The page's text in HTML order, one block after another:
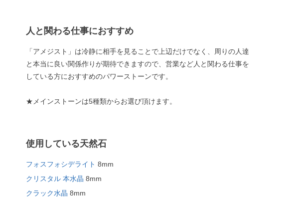
人と関わる仕事におすすめ
「アメジスト」は冷静に相手を見ることで上辺だけでなく、周りの人達
と本当に良い関係作りが期待できますので、営業など人と関わる仕事を
している方におすすめのパワーストーンです。
★メインストーンは5種類からお選び頂けます。
使用している天然石
フォスフォシデライト 8mm
クリスタル 本水晶 8mm
クラック水晶 8mm